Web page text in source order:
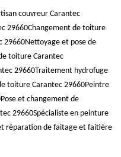
couvreur Carantec
29660Changement de toiture
29660Nettoyage et pose de
toiture Carantec
29660Traitement hydrofuge
toiture Carantec 29660Peintre
Pose et changement de
29660Spécialiste en peinture
réparation de faitage et faitière